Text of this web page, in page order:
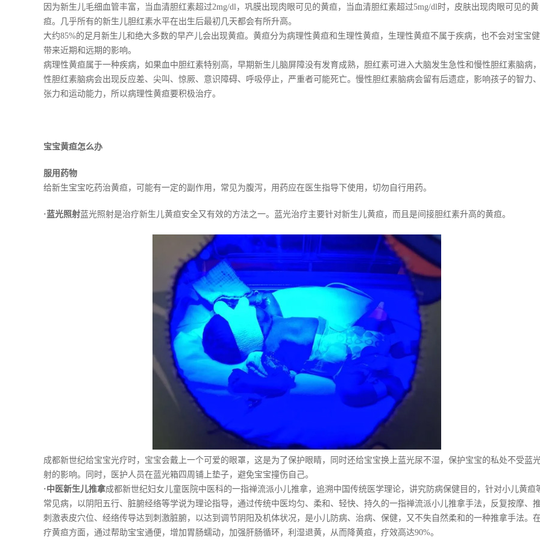
因为新生儿毛细血管丰富，当血清胆红素超过2mg/dl，巩膜出现肉眼可见的黄疸，当血清胆红素超过5mg/dl时，皮肤出现肉眼可见的黄
疸。几乎所有的新生儿胆红素水平在出生后最初几天都会有所升高。
大约85%的足月新生儿和绝大多数的早产儿会出现黄疸。黄疸分为病理性黄疸和生理性黄疸，生理性黄疸不属于疾病，也不会对宝宝
带来近期和远期的影响。
病理性黄疸属于一种疾病，如果血中胆红素特别高，早期新生儿脑屏障没有发育成熟，胆红素可进入大脑发生急性和慢性胆红素脑病
性胆红素脑病会出现反应差、尖叫、惊厥、意识障碍、呼吸停止，严重者可能死亡。慢性胆红素脑病会留有后遗症，影响孩子的智力
张力和运动能力，所以病理性黄疸要积极治疗。
宝宝黄疸怎么办
服用药物
给新生宝宝吃药治黄疸，可能有一定的副作用，常见为腹泻，用药应在医生指导下使用，切勿自行用药。
·蓝光照射蓝光照射是治疗新生儿黄疸安全又有效的方法之一。蓝光治疗主要针对新生儿黄疸，而且是间接胆红素升高的黄疸。
成都新世纪给宝宝光疗时，宝宝会戴上一个可爱的眼罩，这是为了保护眼睛，同时还给宝宝换上蓝光尿不湿，保护宝宝的私处不受蓝
射的影响。同时，医护人员在蓝光箱四周铺上垫子，避免宝宝撞伤自己。
·中医新生儿推拿成都新世纪妇女儿童医院中医科的一指禅流派小儿推拿，追溯中国传统医学理论，讲究防病保健目的，针对小儿黄疸
常见病，以阴阳五行、脏腑经络等学说为理论指导，通过传统中医均匀、柔和、轻快、持久的一指禅流派小儿推拿手法，反复按摩、
刺激表皮穴位、经络传导达到刺激脏腑，以达到调节阴阳及机体状况，是小儿防病、治病、保健，又不失自然柔和的一种推拿手法。
疗黄疸方面，通过帮助宝宝通便，增加胃肠蠕动，加强肝肠循环，利湿退黄，从而降黄疸，疗效高达90%。